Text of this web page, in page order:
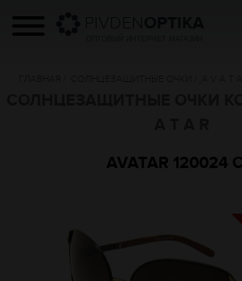
AVATAR 120024